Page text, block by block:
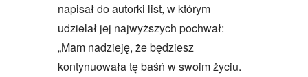
napisał do autorki list, w którym
udzielał jej najwyższych pochwał:
„Mam nadzieję, że będziesz
kontynuowała tę baśń w swoim życiu.